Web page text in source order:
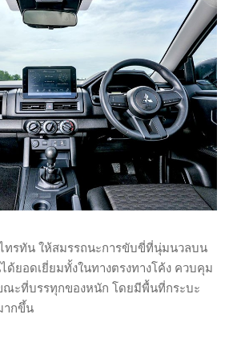
รทัน ให้สมรรถนะการขับขี่ที่นุ่มนวลบน
ยอดเยี่ยมทั้งในทางตรงทางโค้ง ควบคุม
ณะที่บรรทุกของหนัก โดยมีพื้นที่กระบะ
ากขึ้น